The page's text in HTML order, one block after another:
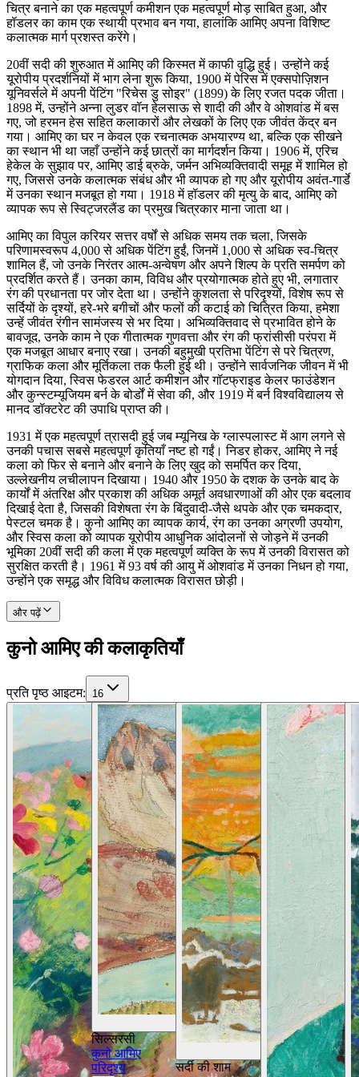
चित्र बनाने का एक महत्वपूर्ण कमीशन एक महत्वपूर्ण मोड़ साबित हुआ, और
हॉडलर का काम एक स्थायी प्रभाव बन गया, हालांकि आमिए अपना विशिष्ट
कलात्मक मार्ग प्रशस्त करेंगे।
20वीं सदी की शुरुआत में आमिए की किस्मत में काफी वृद्धि हुई। उन्होंने कई
यूरोपीय प्रदर्शनियों में भाग लेना शुरू किया, 1900 में पेरिस में एक्सपोज़िशन
यूनिवर्सले में अपनी पेंटिंग "रिचेस डु सोइर" (1899) के लिए रजत पदक जीता।
1898 में, उन्होंने अन्ना लुडर वॉन हेलसाऊ से शादी की और वे ओशवांड में बस
गए, जो हरमन हेस सहित कलाकारों और लेखकों के लिए एक जीवंत केंद्र बन
गया। आमिए का घर न केवल एक रचनात्मक अभयारण्य था, बल्कि एक सीखने
का स्थान भी था जहाँ उन्होंने कई छात्रों का मार्गदर्शन किया। 1906 में, एरिच
हेकेल के सुझाव पर, आमिए डाई ब्रुके, जर्मन अभिव्यक्तिवादी समूह में शामिल हो
गए, जिससे उनके कलात्मक संबंध और भी व्यापक हो गए और यूरोपीय अवंत-गार्डे
में उनका स्थान मजबूत हो गया। 1918 में हॉडलर की मृत्यु के बाद, आमिए को
व्यापक रूप से स्विट्जरलैंड का प्रमुख चित्रकार माना जाता था।
आमिए का विपुल करियर सत्तर वर्षों से अधिक समय तक चला, जिसके
परिणामस्वरूप 4,000 से अधिक पेंटिंग हुईं, जिनमें 1,000 से अधिक स्व-चित्र
शामिल हैं, जो उनके निरंतर आत्म-अन्वेषण और अपने शिल्प के प्रति समर्पण को
प्रदर्शित करते हैं। उनका काम, विविध और प्रयोगात्मक होते हुए भी, लगातार
रंग की प्रधानता पर जोर देता था। उन्होंने कुशलता से परिदृश्यों, विशेष रूप से
सर्दियों के दृश्यों, हरे-भरे बगीचों और फलों की कटाई को चित्रित किया, हमेशा
उन्हें जीवंत रंगीन सामंजस्य से भर दिया। अभिव्यक्तिवाद से प्रभावित होने के
बावजूद, उनके काम ने एक गीतात्मक गुणवत्ता और रंग की फ्रांसीसी परंपरा में
एक मजबूत आधार बनाए रखा। उनकी बहुमुखी प्रतिभा पेंटिंग से परे चित्रण,
ग्राफिक कला और मूर्तिकला तक फैली हुई थी। उन्होंने सार्वजनिक जीवन में भी
योगदान दिया, स्विस फेडरल आर्ट कमीशन और गॉटफ्राइड केलर फाउंडेशन
और कुन्स्टम्यूजियम बर्न के बोर्डों में सेवा की, और 1919 में बर्न विश्वविद्यालय से
मानद डॉक्टरेट की उपाधि प्राप्त की।
1931 में एक महत्वपूर्ण त्रासदी हुई जब म्यूनिख के ग्लास्पलास्ट में आग लगने से
उनकी पचास सबसे महत्वपूर्ण कृतियाँ नष्ट हो गईं। निडर होकर, आमिए ने नई
कला को फिर से बनाने और बनाने के लिए खुद को समर्पित कर दिया,
उल्लेखनीय लचीलापन दिखाया। 1940 और 1950 के दशक के उनके बाद के
कार्यों में अंतरिक्ष और प्रकाश की अधिक अमूर्त अवधारणाओं की ओर एक बदलाव
दिखाई देता है, जिसकी विशेषता रंग के बिंदुवादी-जैसे थपके और एक चमकदार,
पेस्टल चमक है। कुनो आमिए का व्यापक कार्य, रंग का उनका अग्रणी उपयोग,
और स्विस कला को व्यापक यूरोपीय आधुनिक आंदोलनों से जोड़ने में उनकी
भूमिका 20वीं सदी की कला में एक महत्वपूर्ण व्यक्ति के रूप में उनकी विरासत को
सुरक्षित करती है। 1961 में 93 वर्ष की आयु में ओशवांड में उनका निधन हो गया,
उन्होंने एक समृद्ध और विविध कलात्मक विरासत छोड़ी।
और पढ़ें
कुनो आमिए की कलाकृतियाँ
प्रति पृष्ठ आइटम: 16
विवरण देखें
सिल्सरसी
कुनो आमिए
परिदृश्य
सर्दी की शाम